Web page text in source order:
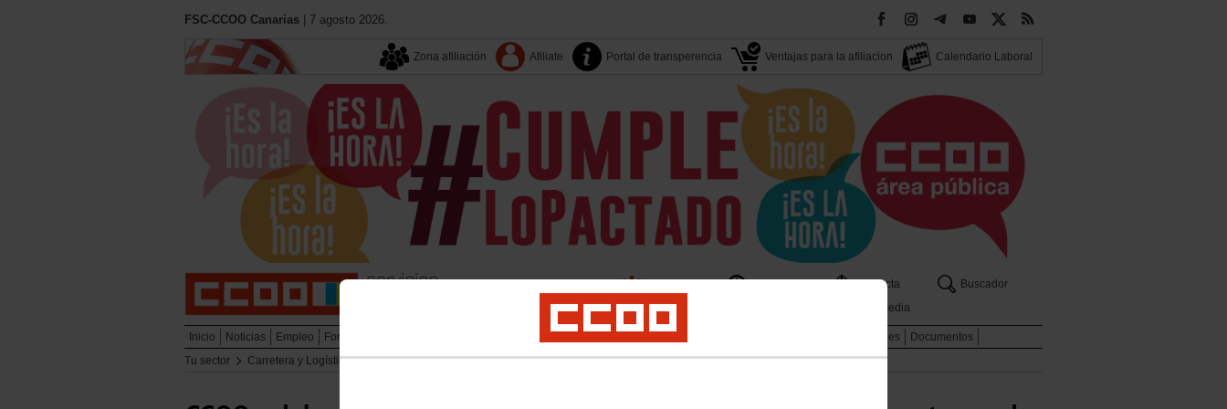
FSC-CCOO Canarias | 7 agosto 2026.
Zona afiliación Afiliate Portal de transperencia Ventajas para la afiliacion Calendario Laboral
Tu sindicato Islas-Territorios Contacta
Buscador
Sectores
Multimedia
Inicio Noticias Empleo Formación Enlaces
Documentos
Tu sector
Carretera y Logística Enlaces